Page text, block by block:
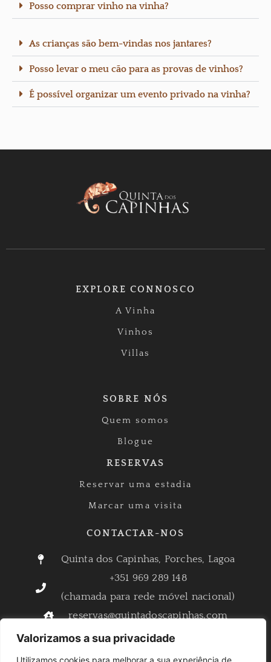
Valorizamos a sua privacidade
Utilizamos cookies para melhorar a sua experiência de
Posso comprar vinho na vinha?
As crianças são bem-vindas nos jantares?
Posso levar o meu cão para as provas de vinhos?
É possível organizar um evento privado na vinha?
EXPLORE CONNOSCO
A Vinha
Vinhos
Villas
SOBRE NÓS
Quem somos
Blogue
RESERVAS
Reservar uma estadia
Marcar uma visita
CONTACTAR-NOS
Quinta dos Capinhas, Porches, Lagoa
+351 969 289 148
(chamada para rede móvel nacional)
reservas@quintadoscapinhas.com
info@quintadoscapinhas.com